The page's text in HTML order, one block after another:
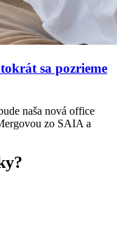
sa pozrieme
naša nová office
zo SAIA a